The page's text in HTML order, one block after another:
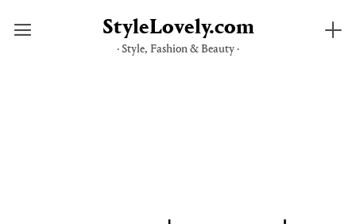
StyleLovely.com
· Style, Fashion & Beauty ·